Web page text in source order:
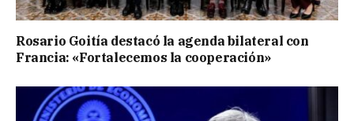
Rosario Goitía destacó la agenda bilateral con
Francia: «Fortalecemos la cooperación»